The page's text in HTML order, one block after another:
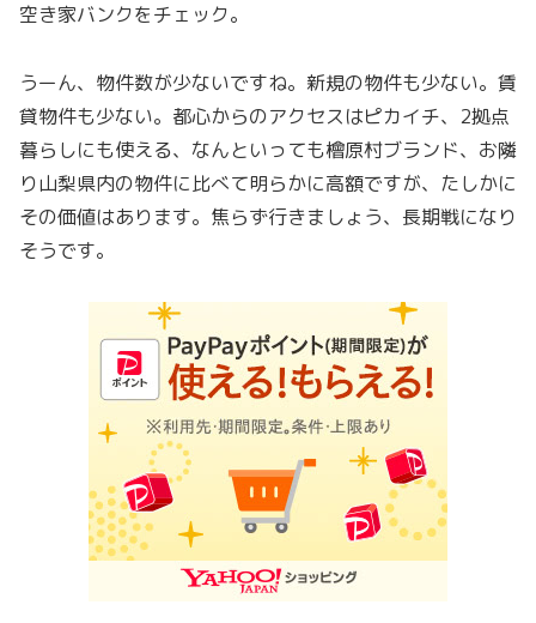
空き家バンクをチェック。
うーん、物件数が少ないですね。新規の物件も少ない。賃
貸物件も少ない。都心からのアクセスはピカイチ、2拠点
暮らしにも使える、なんといっても檜原村ブランド、お隣
り山梨県内の物件に比べて明らかに高額ですが、たしかに
その価値はあります。焦らず行きましょう、長期戦になり
そうです。